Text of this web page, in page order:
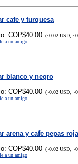
cafe y turquesa
COP$40.00 (~0.02 USD,
a un amigo
blanco y negro
COP$40.00 (~0.02 USD,
a un amigo
arena y cafe pepas
COP$40.00 (~0.02 USD,
a un amigo